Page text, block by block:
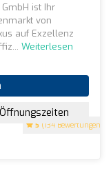
5 (134 Bewertungen)
ist Ihr
von
auf Exzellenz
Weiterlesen
Öffnungszeiten